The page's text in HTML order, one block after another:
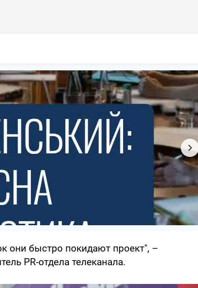
они быстро покидают проект", –
PR-отдела телеканала.